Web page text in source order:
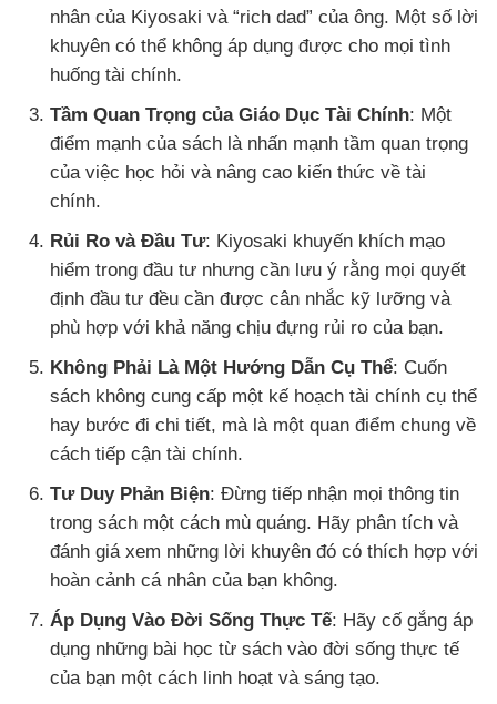
nhân của Kiyosaki và “rich dad” của ông. Một số lời
khuyên có thể không áp dụng được cho mọi tình
huống tài chính.
Tầm Quan Trọng của Giáo Dục Tài Chính: Một
điểm mạnh của sách là nhấn mạnh tầm quan trọng
của việc học hỏi và nâng cao kiến thức về tài
chính.
Rủi Ro và Đầu Tư: Kiyosaki khuyến khích mạo
hiểm trong đầu tư nhưng cần lưu ý rằng mọi quyết
định đầu tư đều cần được cân nhắc kỹ lưỡng và
phù hợp với khả năng chịu đựng rủi ro của bạn.
Không Phải Là Một Hướng Dẫn Cụ Thể: Cuốn
sách không cung cấp một kế hoạch tài chính cụ thể
hay bước đi chi tiết, mà là một quan điểm chung về
cách tiếp cận tài chính.
Tư Duy Phản Biện: Đừng tiếp nhận mọi thông tin
trong sách một cách mù quáng. Hãy phân tích và
đánh giá xem những lời khuyên đó có thích hợp với
hoàn cảnh cá nhân của bạn không.
Áp Dụng Vào Đời Sống Thực Tế: Hãy cố gắng áp
dụng những bài học từ sách vào đời sống thực tế
của bạn một cách linh hoạt và sáng tạo.